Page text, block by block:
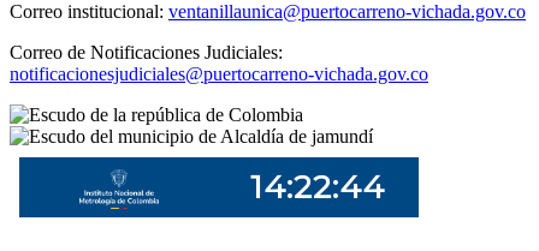
Correo institucional: ventanillaunica@puertocarreno-vichada.gov.co
Correo de Notificaciones Judiciales:
notificacionesjudiciales@puertocarreno-vichada.gov.co